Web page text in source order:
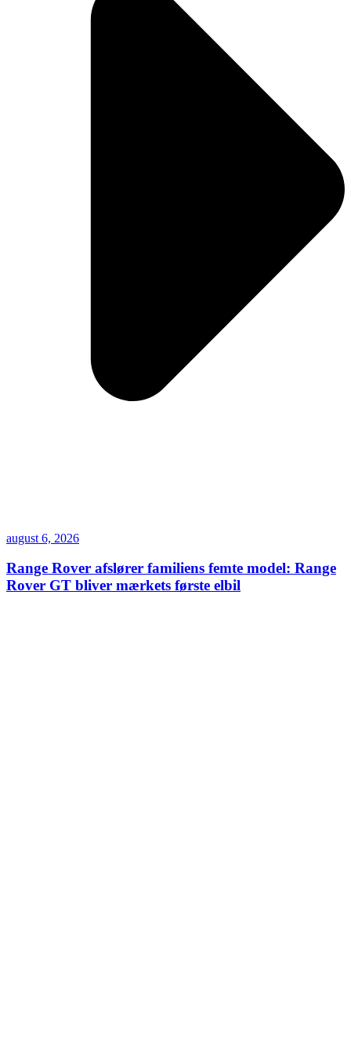
august 6, 2026
Range Rover afslører familiens femte model: Range
Rover GT bliver mærkets første elbil